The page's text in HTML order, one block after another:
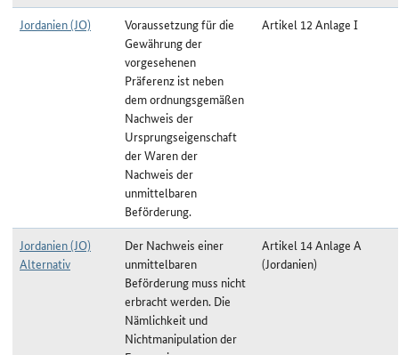
Jordanien (JO)
Voraussetzung für die
Gewährung der
vorgesehenen
Präferenz ist neben
dem ordnungsgemäßen
Nachweis der
Ursprungseigenschaft
der Waren der
Nachweis der
unmittelbaren
Beförderung.
Artikel 12 Anlage I
Jordanien (JO)
Alternativ
Der Nachweis einer
unmittelbaren
Beförderung muss nicht
erbracht werden. Die
Nämlichkeit und
Nichtmanipulation der
Artikel 14 Anlage A
(Jordanien)